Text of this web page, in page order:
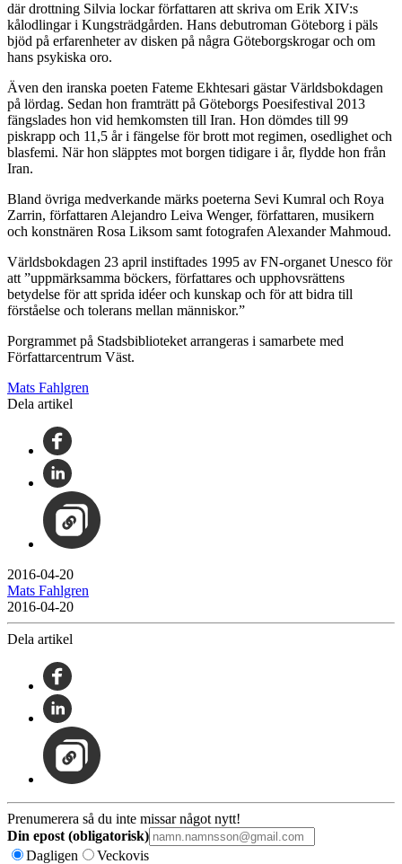
där drottning Silvia lockar författaren att skriva om Erik XIV:s
kålodlingar i Kungsträdgården. Hans debutroman Göteborg i päls
bjöd på erfarenheter av disken på några Göteborgskrogar och om
hans psykiska oro.
Även den iranska poeten Fateme Ekhtesari gästar Världsbokdagen
på lördag. Sedan hon framträtt på Göteborgs Poesifestival 2013
fängslades hon vid hemkomsten till Iran. Hon dömdes till 99
piskrapp och 11,5 år i fängelse för brott mot regimen, osedlighet och
blasfemi. När hon släpptes mot borgen tidigare i år, flydde hon från
Iran.
Bland övriga medverkande märks poeterna Sevi Kumral och Roya
Zarrin, författaren Alejandro Leiva Wenger, författaren, musikern
och konstnären Rosa Liksom samt fotografen Alexander Mahmoud.
Världsbokdagen 23 april instiftades 1995 av FN-organet Unesco för
att ”uppmärksamma böckers, författares och upphovsrättens
betydelse för att sprida idéer och kunskap och för att bidra till
förståelse och tolerans mellan människor.”
Porgrammet på Stadsbiblioteket arrangeras i samarbete med
Författarcentrum Väst.
Mats Fahlgren
Dela artikel
2016-04-20
Mats Fahlgren
2016-04-20
Dela artikel
Prenumerera så du inte missar något nytt!
Din epost (obligatorisk)
Dagligen
Veckovis